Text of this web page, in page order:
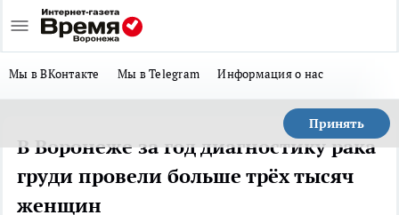
Мы в ВКонтакте Мы в Telegram Информация о нас
Принять
В Воронеже за год диагностику рака
груди провели больше трёх тысяч
женщин